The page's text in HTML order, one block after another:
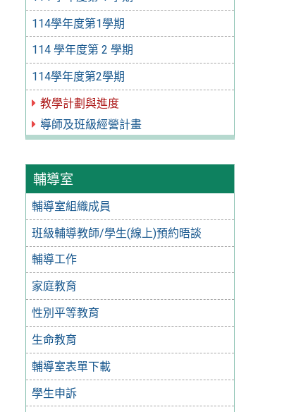
114學年度第1學期
114 學年度第 2 學期
114學年度第2學期
教學計劃與進度
導師及班級經營計畫
輔導室
輔導室組織成員
班級輔導教師/學生(線上)預約晤談
輔導工作
家庭教育
性別平等教育
生命教育
輔導室表單下載
學生申訴